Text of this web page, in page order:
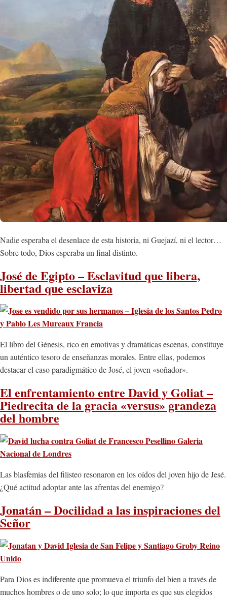
Nadie esperaba el desenlace de esta historia, ni Guejazí, ni el lector…
Sobre todo, Dios esperaba un final distinto.
José de Egipto – Esclavitud que libera,
libertad que esclaviza
El libro del Génesis, rico en emotivas y dramáticas escenas, constituye
un auténtico tesoro de enseñanzas morales. Entre ellas, podemos
destacar el caso paradigmático de José, el joven «soñador».
El enfrentamiento entre David y Goliat –
Piedrecita de la gracia «versus» grandeza
del hombre
Las blasfemias del filisteo resonaron en los oídos del joven hijo de Jesé.
¿Qué actitud adoptar ante las afrentas del enemigo?
Jonatán – Docilidad a las inspiraciones del
Señor
Para Dios es indiferente que promueva el triunfo del bien a través de
muchos hombres o de uno solo; lo que importa es que sus elegidos